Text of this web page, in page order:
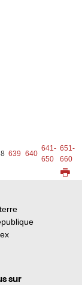
639 640
641-
650
651-
660
sur